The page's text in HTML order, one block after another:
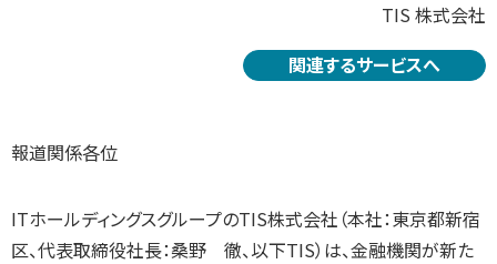
TIS 株式会社
関連するサービスへ
報道関係各位
ITホールディングスグループのTIS株式会社（本社：東京都新宿
区、代表取締役社長：桑野 徹、以下TIS）は、金融機関が新た